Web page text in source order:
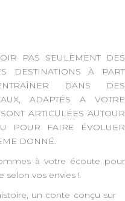
PAS SEULEMENT DES
DESTINATIONS À PART
DANS DES
ADAPTÉS A VOTRE
ARTICULÉES AUTOUR
POUR FAIRE ÉVOLUER
DONNÉ.
à votre écoute pour
selon vos envies !
un conte conçu sur